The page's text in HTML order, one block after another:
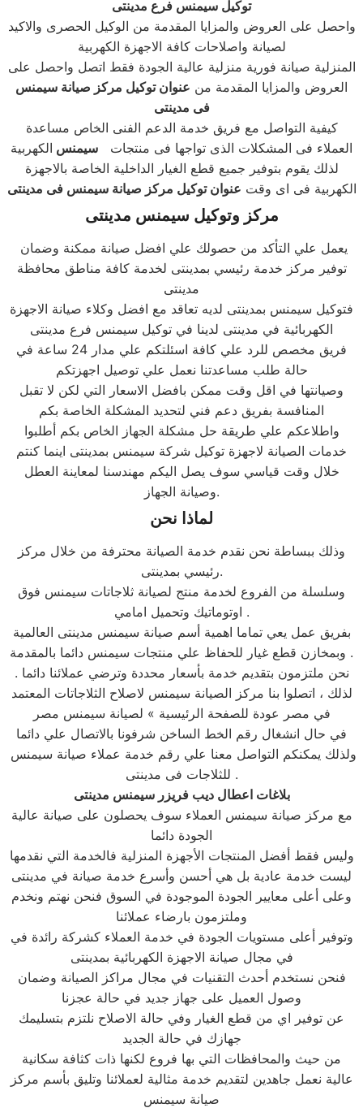
توكيل سيمنس فرع مدينتى
واحصل على العروض والمزايا المقدمة من الوكيل الحصرى والاكيد
لصيانة واصلاحات كافة الاجهزة الكهربية
المنزلية صيانة فورية منزلية عالية الجودة فقط اتصل واحصل على
العروض والمزايا المقدمة من عنوان توكيل مركز صيانة سيمنس
فى مدينتى
كيفية التواصل مع فريق خدمة الدعم الفنى الخاص مساعدة
العملاء فى المشكلات الذى تواجها فى منتجات سيمنس الكهربية
لذلك يقوم بتوفير جميع قطع الغيار الداخلية الخاصة بالاجهزة
الكهربية فى اى وقت عنوان توكيل مركز صيانة سيمنس فى مدينتى
مركز وتوكيل سيمنس مدينتى
توفير مركز خدمة رئيسي بمدينتى لخدمة كافة مناطق محافظة
مدينتى
فتوكيل سيمنس بمدينتى لديه تعاقد مع افضل وكلاء صيانة الاجهزة
الكهربائية في مدينتى لدينا في توكيل سيمنس فرع مدينتى
فريق مخصص للرد علي كافة اسئلتكم علي مدار 24 ساعة في
حالة طلب مساعدتنا نعمل علي توصيل اجهزتكم
وصيانتها في اقل وقت ممكن بافضل الاسعار التي لكن لا تقبل
المنافسة بفريق دعم فني لتحديد المشكلة الخاصة بكم
واطلاعكم علي طريقة حل مشكلة الجهاز الخاص بكم أطلبوا
خدمات الصيانة لاجهزة توكيل شركة سيمنس بمدينتى اينما كنتم
خلال وقت قياسي سوف يصل اليكم مهندسنا لمعاينة العطل
وصيانة الجهاز.
لماذا نحن
وذلك ببساطة نحن نقدم خدمة الصيانة محترفة من خلال مركز
رئيسي بمدينتى.
وسلسلة من الفروع لخدمة منتج لصيانة ثلاجاتات سيمنس فوق
اوتوماتيك وتحميل امامي .
بفريق عمل يعي تماما اهمية أسم صيانة سيمنس مدينتى العالمية
وبمخازن قطع غيار للحفاظ علي منتجات سيمنس دائما بالمقدمة .
نحن ملتزمون بتقديم خدمة بأسعار محددة وترضي عملائنا دائما .
لذلك ، اتصلوا بنا مركز الصيانة سيمنس لاصلاح الثلاجاتات المعتمد
في مصر عودة للصفحة الرئيسية » لصيانة سيمنس مصر
في حال انشغال رقم الخط الساخن شرفونا بالاتصال علي دائما
ولذلك يمكنكم التواصل معنا علي رقم خدمة عملاء صيانة سيمنس
للثلاجات فى مدينتى .
بلاغات اعطال ديب فريزر سيمنس مدينتى
مع مركز صيانة سيمنس العملاء سوف يحصلون على صيانة عالية
الجودة دائما
وليس فقط أفضل المنتجات الأجهزة المنزلية فالخدمة التي نقدمها
ليست خدمة عادية بل هي أحسن وأسرع خدمة صيانة في مدينتى
وعلى أعلى معايير الجودة الموجودة في السوق فنحن نهتم ونخدم
وملتزمون بارضاء عملائنا
وتوفير أعلى مستويات الجودة في خدمة العملاء كشركة رائدة في
في مجال صيانة الاجهزة الكهربائية بمدينتى
فنحن نستخدم أحدث التقنيات في مجال مراكز الصيانة وضمان
وصول العميل على جهاز جديد في حالة عجزنا
عن توفير اي من قطع الغيار وفي حالة الاصلاح نلتزم بتسليمك
جهازك في حالة الجديد
من حيث والمحافظات التي بها فروع لكنها ذات كثافة سكانية
عالية نعمل جاهدين لتقديم خدمة مثالية لعملائنا وتليق بأسم مركز
صيانة سيمنس